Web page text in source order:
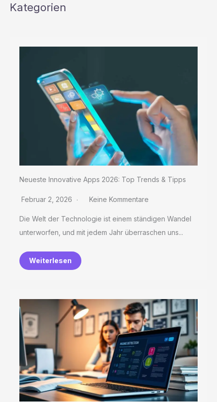
Sie
Kategorien
Neueste Innovative Apps 2026: Top Trends & Tipps
Februar 2, 2026 Keine Kommentare
Die Welt der Technologie ist einem ständigen Wandel
unterworfen, und mit jedem Jahr überraschen uns...
Weiterlesen